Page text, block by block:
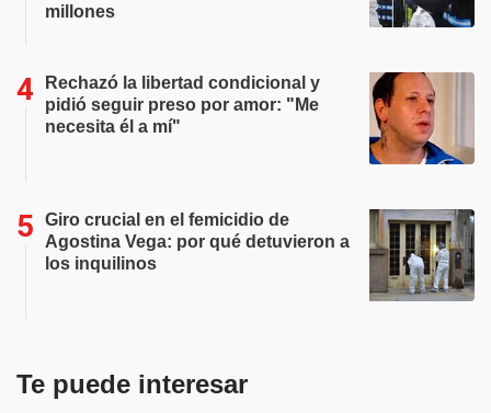
millones
Rechazó la libertad condicional y
pidió seguir preso por amor: "Me
necesita él a mí"
Giro crucial en el femicidio de
Agostina Vega: por qué detuvieron a
los inquilinos
Te puede interesar